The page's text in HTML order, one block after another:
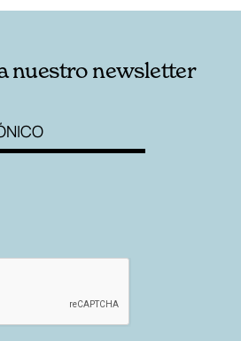
nuestro newsletter